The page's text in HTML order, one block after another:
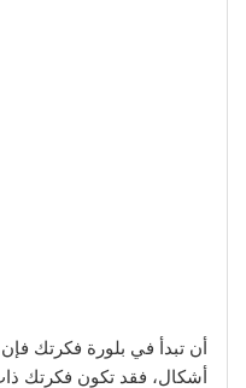
أن تبدأ في بلورة فكرتك
أشكال، فقد تكون فكرتك